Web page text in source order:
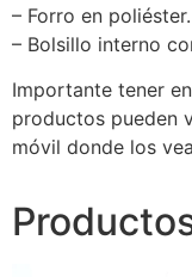
– Forro en poliéster.
– Bolsillo interno
Importante tener
productos pueden
móvil donde los